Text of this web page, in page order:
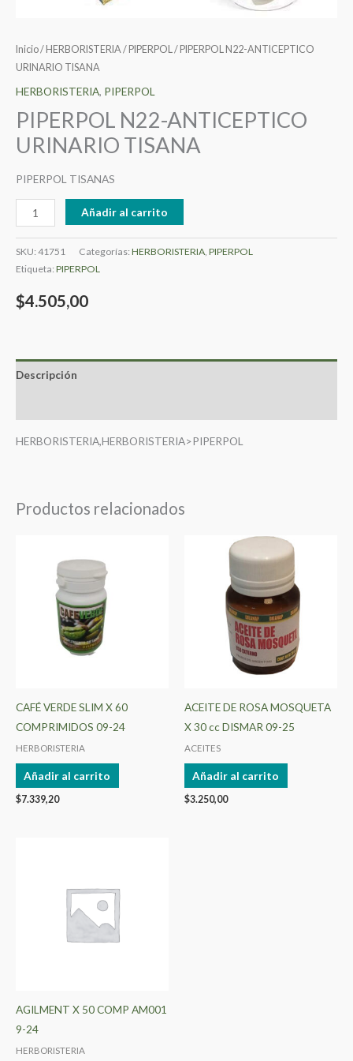
Inicio/ HERBORISTERIA / PIPERPOL / PIPERPOL N22-ANTICEPTICO
URINARIO TISANA
HERBORISTERIA, PIPERPOL
PIPERPOL N22-ANTICEPTICO
URINARIO TISANA
PIPERPOL TISANAS
Añadir al carrito
SKU: 41751 Categorías: HERBORISTERIA, PIPERPOL
Etiqueta: PIPERPOL
$4.505,00
Descripción
HERBORISTERIA,HERBORISTERIA>PIPERPOL
Productos relacionados
CAFÉ VERDE SLIM X 60
COMPRIMIDOS 09-24
HERBORISTERIA
Añadir al carrito
$7.339,20
ACEITE DE ROSA MOSQUETA
X 30 cc DISMAR 09-25
ACEITES
Añadir al carrito
$3.250,00
AGILMENT X 50 COMP AM001
9-24
HERBORISTERIA